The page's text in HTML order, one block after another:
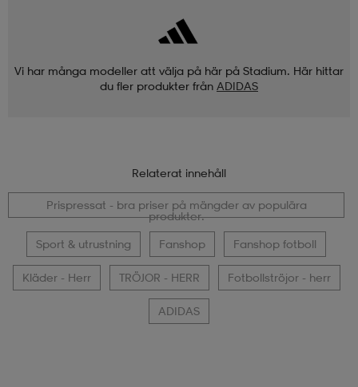
Vi har många modeller att välja på här på Stadium. Här hittar
du fler produkter från ADIDAS
Relaterat innehåll
Prispressat - bra priser på mängder av populära
produkter.
Sport & utrustning Fanshop Fanshop fotboll
Kläder - Herr TRÖJOR - HERR Fotbollströjor - herr
ADIDAS